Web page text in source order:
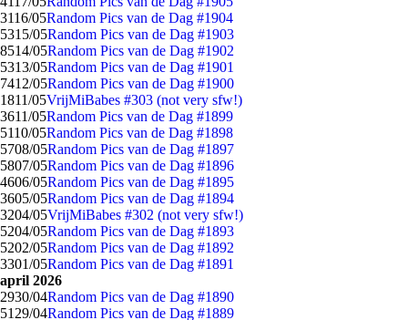
3116/05Random Pics van de Dag #1904
5315/05Random Pics van de Dag #1903
8514/05Random Pics van de Dag #1902
5313/05Random Pics van de Dag #1901
7412/05Random Pics van de Dag #1900
1811/05VrijMiBabes #303 (not very sfw!)
3611/05Random Pics van de Dag #1899
5110/05Random Pics van de Dag #1898
5708/05Random Pics van de Dag #1897
5807/05Random Pics van de Dag #1896
4606/05Random Pics van de Dag #1895
3605/05Random Pics van de Dag #1894
3204/05VrijMiBabes #302 (not very sfw!)
5204/05Random Pics van de Dag #1893
5202/05Random Pics van de Dag #1892
3301/05Random Pics van de Dag #1891
april 2026
2930/04Random Pics van de Dag #1890
51 29/04Random Pics van de Dag #1889